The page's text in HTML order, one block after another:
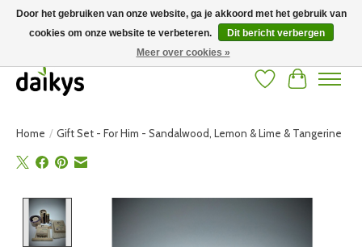
Grote keuze aan producten en snelle verzending! Gratis verzending vanaf 50
Verlanglijst
Home / Gift Set - For Him - Sandalwood, Lemon & Lime & Tangerine
Door het gebruiken van onze website, ga je akkoord met het gebruik van
cookies om onze website te verbeteren.
Dit bericht verbergen
Meer over cookies »